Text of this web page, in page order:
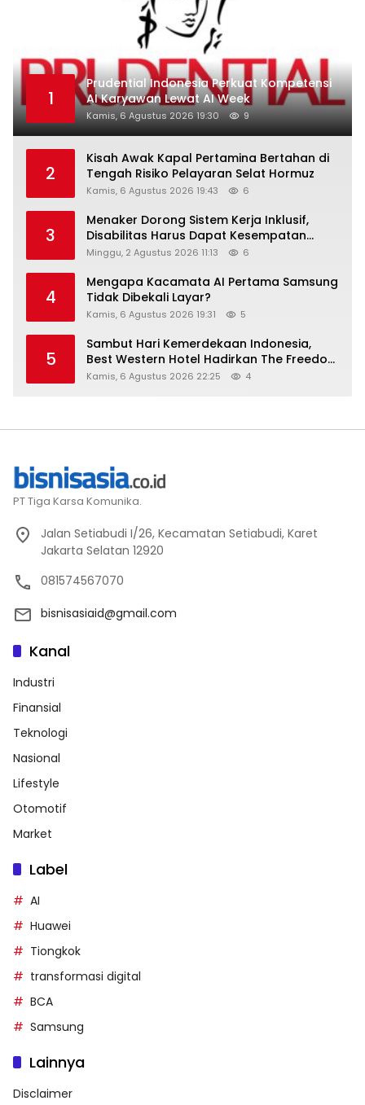
1
Prudential Indonesia Perkuat Kompetensi
AI Karyawan Lewat AI Week
Kamis, 6 Agustus 2026 19:30 9
2
Kisah Awak Kapal Pertamina Bertahan di
Tengah Risiko Pelayaran Selat Hormuz
Kamis, 6 Agustus 2026 19:43 6
3
Menaker Dorong Sistem Kerja Inklusif,
Disabilitas Harus Dapat Kesempatan
Setara
Minggu, 2 Agustus 2026 11:13 6
4
Mengapa Kacamata AI Pertama Samsung
Tidak Dibekali Layar?
Kamis, 6 Agustus 2026 19:31 5
5
Sambut Hari Kemerdekaan Indonesia,
Best Western Hotel Hadirkan The Freedom
Stay Diskon Hingga 45%
Kamis, 6 Agustus 2026 22:25 4
PT Tiga Karsa Komunika.
Jalan Setiabudi I/26, Kecamatan Setiabudi, Karet
Jakarta Selatan 12920
081574567070
bisnisasiaid@gmail.com
Kanal
Industri
Finansial
Teknologi
Nasional
Lifestyle
Otomotif
Market
Label
AI
Huawei
Tiongkok
transformasi digital
BCA
Samsung
Lainnya
Disclaimer